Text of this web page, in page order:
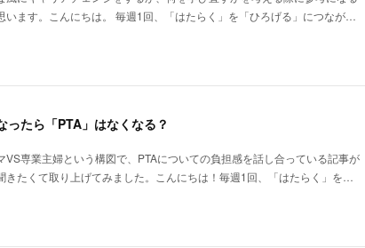
います。こんにちは。 毎週1回、「はたらく」を「ひろげる」につなが…
ったら「PTA」はなくなる？
専業主婦という構図で、PTAについての負担感を話し合っている記事が
きたくて取り上げてみました。こんにちは！毎週1回、「はたらく」を…